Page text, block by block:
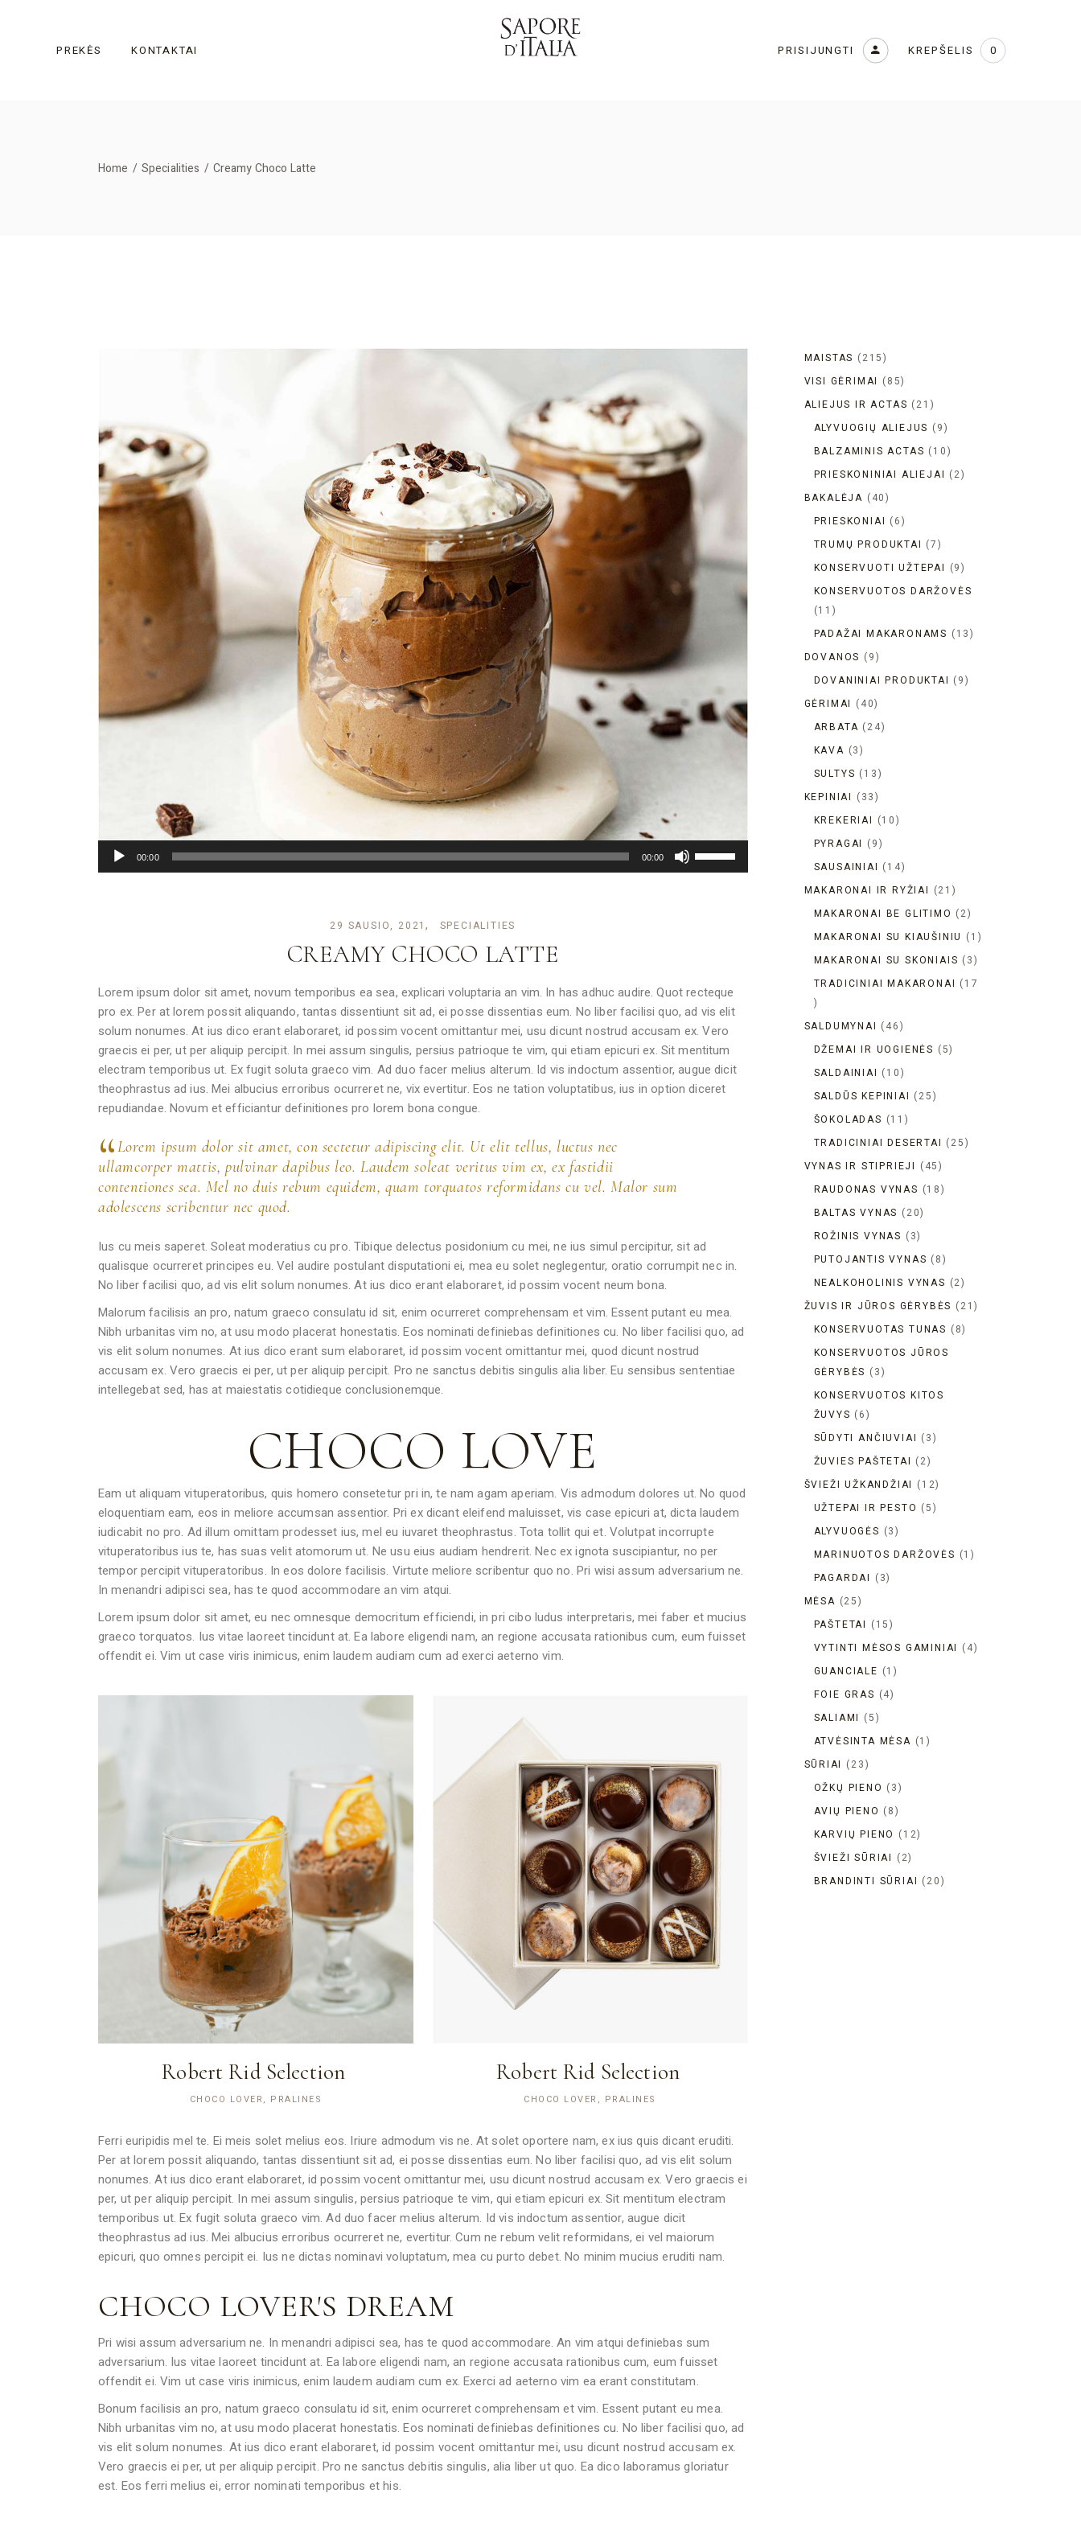
PREKĖS KONTAKTAI PRISIJUNGTI KREPŠELIS 0
Home Specialities Creamy Choco Latte
Audio
grotuvas
00:00 00:00
29 SAUSIO, 2021 SPECIALITIES
CREAMY CHOCO LATTE
Lorem ipsum dolor sit amet, novum temporibus ea sea, explicari voluptaria an vim. In has adhuc audire. Quot recteque
pro ex. Per at lorem possit aliquando, tantas dissentiunt sit ad, ei posse dissentias eum. No liber facilisi quo, ad vis elit
solum nonumes. At ius dico erant elaboraret, id possim vocent omittantur mei, usu dicunt nostrud accusam ex. Vero
graecis ei per, ut per aliquip percipit. In mei assum singulis, persius patrioque te vim, qui etiam epicuri ex. Sit mentitum
electram temporibus ut. Ex fugit soluta graeco vim. Ad duo facer melius alterum. Id vis indoctum assentior, augue dicit
theophrastus ad ius. Mei albucius erroribus ocurreret ne, vix evertitur. Eos ne tation voluptatibus, ius in option diceret
repudiandae. Novum et efficiantur definitiones pro lorem bona congue.
Lorem ipsum dolor sit amet, con sectetur adipiscing elit. Ut elit tellus, luctus nec
ullamcorper mattis, pulvinar dapibus leo. Laudem soleat veritus vim ex, ex fastidii
contentiones sea. Mel no duis rebum equidem, quam torquatos reformidans cu vel. Malor sum
adolescens scribentur nec quod.
Ius cu meis saperet. Soleat moderatius cu pro. Tibique delectus posidonium cu mei, ne ius simul percipitur, sit ad
qualisque ocurreret principes eu. Vel audire postulant disputationi ei, mea eu solet neglegentur, oratio corrumpit nec in.
No liber facilisi quo, ad vis elit solum nonumes. At ius dico erant elaboraret, id possim vocent neum bona.
Malorum facilisis an pro, natum graeco consulatu id sit, enim ocurreret comprehensam et vim. Essent putant eu mea.
Nibh urbanitas vim no, at usu modo placerat honestatis. Eos nominati definiebas definitiones cu. No liber facilisi quo, ad
vis elit solum nonumes. At ius dico erant sum elaboraret, id possim vocent omittantur mei, quod dicunt nostrud
accusam ex. Vero graecis ei per, ut per aliquip percipit. Pro ne sanctus debitis singulis alia liber. Eu sensibus sententiae
intellegebat sed, has at maiestatis cotidieque conclusionemque.
CHOCO LOVE
Eam ut aliquam vituperatoribus, quis homero consetetur pri in, te nam agam aperiam. Vis admodum dolores ut. No quod
eloquentiam eam, eos in meliore accumsan assentior. Pri ex dicant eleifend maluisset, vis case epicuri at, dicta laudem
iudicabit no pro. Ad illum omittam prodesset ius, mel eu iuvaret theophrastus. Tota tollit qui et. Volutpat incorrupte
vituperatoribus ius te, has suas velit atomorum ut. Ne usu eius audiam hendrerit. Nec ex ignota suscipiantur, no per
tempor percipit vituperatoribus. In eos dolore facilisis. Virtute meliore scribentur quo no. Pri wisi assum adversarium ne.
In menandri adipisci sea, has te quod accommodare an vim atqui.
Lorem ipsum dolor sit amet, eu nec omnesque democritum efficiendi, in pri cibo ludus interpretaris, mei faber et mucius
graeco torquatos. Ius vitae laoreet tincidunt at. Ea labore eligendi nam, an regione accusata rationibus cum, eum fuisset
offendit ei. Vim ut case viris inimicus, enim laudem audiam cum ad exerci aeterno vim.
Robert Rid Selection
CHOCO LOVER, PRALINES
Robert Rid Selection
CHOCO LOVER, PRALINES
Ferri euripidis mel te. Ei meis solet melius eos. Iriure admodum vis ne. At solet oportere nam, ex ius quis dicant eruditi.
Per at lorem possit aliquando, tantas dissentiunt sit ad, ei posse dissentias eum. No liber facilisi quo, ad vis elit solum
nonumes. At ius dico erant elaboraret, id possim vocent omittantur mei, usu dicunt nostrud accusam ex. Vero graecis ei
per, ut per aliquip percipit. In mei assum singulis, persius patrioque te vim, qui etiam epicuri ex. Sit mentitum electram
temporibus ut. Ex fugit soluta graeco vim. Ad duo facer melius alterum. Id vis indoctum assentior, augue dicit
theophrastus ad ius. Mei albucius erroribus ocurreret ne, evertitur. Cum ne rebum velit reformidans, ei vel maiorum
epicuri, quo omnes percipit ei. Ius ne dictas nominavi voluptatum, mea cu purto debet. No minim mucius eruditi nam.
CHOCO LOVER'S DREAM
Pri wisi assum adversarium ne. In menandri adipisci sea, has te quod accommodare. An vim atqui definiebas sum
adversarium. Ius vitae laoreet tincidunt at. Ea labore eligendi nam, an regione accusata rationibus cum, eum fuisset
offendit ei. Vim ut case viris inimicus, enim laudem audiam cum ex. Exerci ad aeterno vim ea erant constitutam.
Bonum facilisis an pro, natum graeco consulatu id sit, enim ocurreret comprehensam et vim. Essent putant eu mea.
Nibh urbanitas vim no, at usu modo placerat honestatis. Eos nominati definiebas definitiones cu. No liber facilisi quo, ad
vis elit solum nonumes. At ius dico erant elaboraret, id possim vocent omittantur mei, usu dicunt nostrud accusam ex.
Vero graecis ei per, ut per aliquip percipit. Pro ne sanctus debitis singulis, alia liber ut quo. Ea dico laboramus gloriatur
est. Eos ferri melius ei, error nominati temporibus et his.
MAISTAS
215
VISI GĖRIMAI
85
ALIEJUS IR ACTAS
21
ALYVUOGIŲ ALIEJUS
9
BALZAMINIS ACTAS
10
PRIESKONINIAI ALIEJAI
2
BAKALĖJA
40
PRIESKONIAI
6
TRUMŲ PRODUKTAI
7
KONSERVUOTI UŽTEPAI
9
KONSERVUOTOS DARŽOVĖS
11
PADAŽAI MAKARONAMS
13
DOVANOS
9
DOVANINIAI PRODUKTAI
9
GĖRIMAI
40
ARBATA
24
KAVA
3
SULTYS
13
KEPINIAI
33
KREKERIAI
10
PYRAGAI
9
SAUSAINIAI
14
MAKARONAI IR RYŽIAI
21
MAKARONAI BE GLITIMO
2
MAKARONAI SU KIAUŠINIU
1
MAKARONAI SU SKONIAIS
3
TRADICINIAI MAKARONAI
17
SALDUMYNAI
46
DŽEMAI IR UOGIENĖS
5
SALDAINIAI
10
SALDŪS KEPINIAI
25
ŠOKOLADAS
11
TRADICINIAI DESERTAI
25
VYNAS IR STIPRIEJI
45
RAUDONAS VYNAS
18
BALTAS VYNAS
20
ROŽINIS VYNAS
3
PUTOJANTIS VYNAS
8
NEALKOHOLINIS VYNAS
2
ŽUVIS IR JŪROS GĖRYBĖS
21
KONSERVUOTAS TUNAS
8
KONSERVUOTOS JŪROS
GĖRYBĖS
3
KONSERVUOTOS KITOS
ŽUVYS
6
SŪDYTI ANČIUVIAI
3
ŽUVIES PAŠTETAI
2
ŠVIEŽI UŽKANDŽIAI
12
UŽTEPAI IR PESTO
5
ALYVUOGĖS
3
MARINUOTOS DARŽOVĖS
1
PAGARDAI
3
MĖSA
25
PAŠTETAI
15
VYTINTI MĖSOS GAMINIAI
4
GUANCIALE
1
FOIE GRAS
4
SALIAMI
5
ATVĖSINTA MĖSA
1
SŪRIAI
23
OŽKŲ PIENO
3
AVIŲ PIENO
8
KARVIŲ PIENO
12
ŠVIEŽI SŪRIAI
2
BRANDINTI SŪRIAI
20